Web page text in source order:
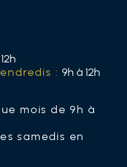
:9h à 12h
mois de 9h à
samedis en